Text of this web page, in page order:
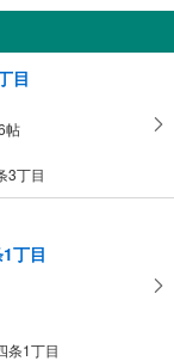
目
帖
3丁目
丁目
条1丁目